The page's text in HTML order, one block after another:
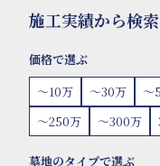
施工実績から検索
価格で選ぶ
〜10万
〜30万 〜
〜250万
〜300万
墓地のタイプで選ぶ